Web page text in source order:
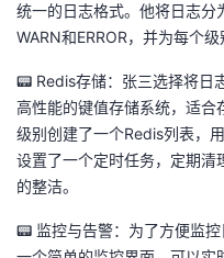
学
堂
我
的
课
我
的
我
持
我
的
技
术
我
的
云
统一的日志格式。他将日志分
WARN和ERROR，并为每个
📟 Redis存储：张三选择将日
高性能的键值存储系统，适合
级别创建了一个Redis列表，
设置了一个定时任务，定期清
的整洁。
📟 监控与告警：为了方便监